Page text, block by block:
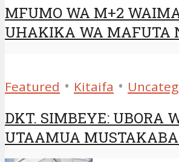
MFUMO WA M+2
UHAKIKA WA MAFUTA
Featured • Kitaifa •
DKT. SIMBEYE: UBORA
UTAAMUA